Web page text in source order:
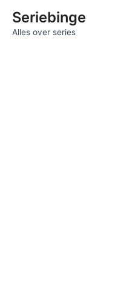
naarSeriebinge
Alles over series